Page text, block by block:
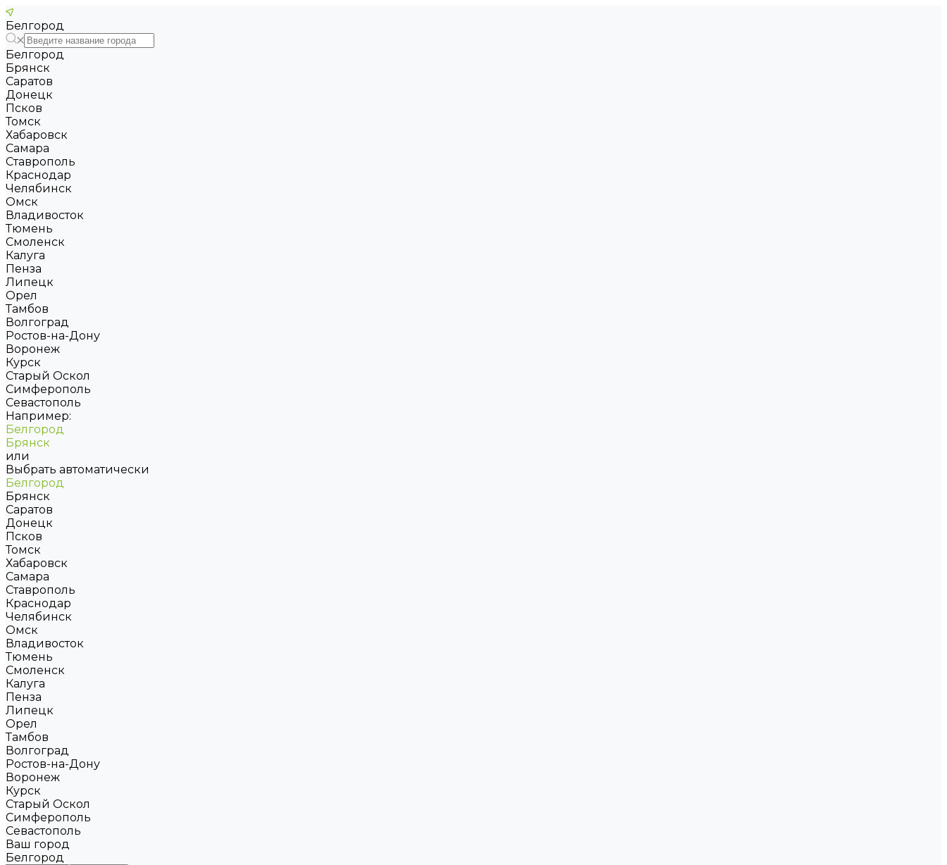
Белгород
Белгород
Брянск
Саратов
Донецк
Псков
Томск
Хабаровск
Самара
Ставрополь
Краснодар
Челябинск
Омск
Владивосток
Тюмень
Смоленск
Калуга
Пенза
Липецк
Орел
Тамбов
Волгоград
Ростов-на-Дону
Воронеж
Курск
Старый Оскол
Симферополь
Севастополь
Например:
Белгород
Брянск
или
Выбрать автоматически
Белгород
Брянск
Саратов
Донецк
Псков
Томск
Хабаровск
Самара
Ставрополь
Краснодар
Челябинск
Омск
Владивосток
Тюмень
Смоленск
Калуга
Пенза
Липецк
Орел
Тамбов
Волгоград
Ростов-на-Дону
Воронеж
Курск
Старый Оскол
Симферополь
Севастополь
Ваш город
Белгород